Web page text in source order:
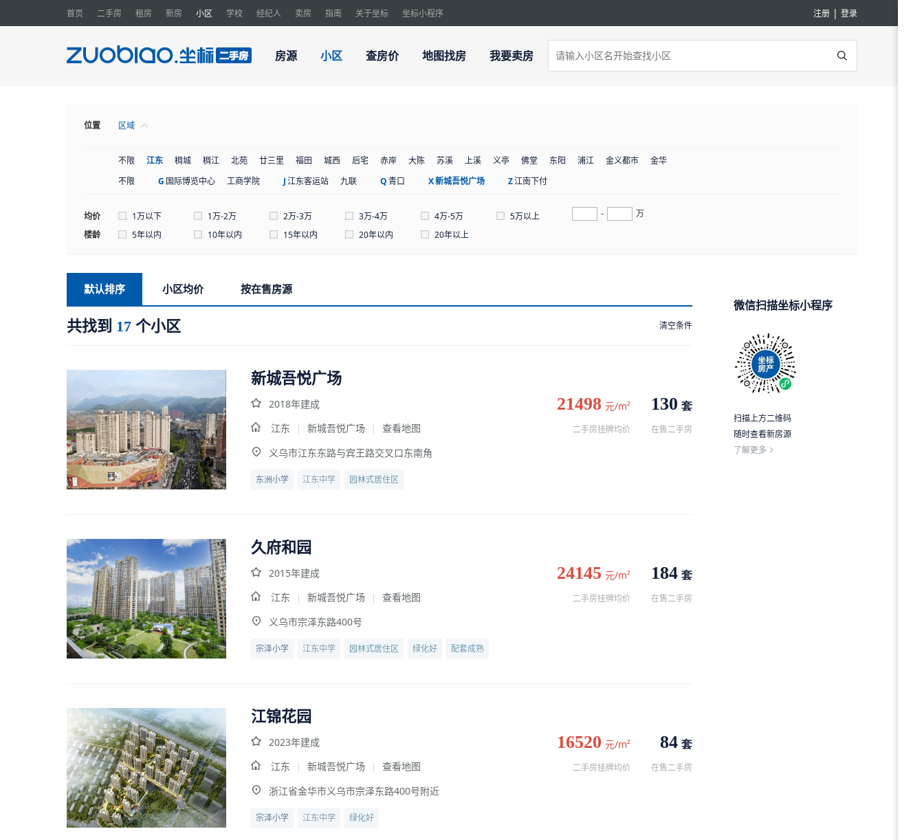
首页 二手房 租房 新房 小区 学校 经纪人 卖房 指南 关于坐标 坐标小程序 注册 | 登录
房源 小区 查房价 地图找房 我要卖房
位置 区域
不限 江东 稠城 稠江 北苑 廿三里 福田 城西 后宅 赤岸 大陈 苏溪 上溪 义亭 佛堂 东阳 浦江 金义都市
金华
不限
G 国际博览中心 工商学院 J江东客运站 九联 Q青口 X新城吾悦广场 Z江南下付
均价 1万以下 1万-2万 2万-3万 3万-4万 4万-5万 5万以上 -
万
楼龄
5年以内 10年以内 15年以内 20年以内 20年以上
默认排序 小区均价 按在售房源
共找到 17 个小区 清空条件
新城吾悦广场
2018年建成
江东
| 新城吾悦广场 |
查看地图
义乌市江东东路与宾王路交叉口东南角
东洲小学 江东中学 园林式居住区
21498 元/m²
二手房挂牌均价
130 套
在售二手房
久府和园
2015年建成
江东
| 新城吾悦广场 |
查看地图
义乌市宗泽东路400号
宗泽小学 江东中学 园林式居住区 绿化好 配套成熟
24145 元/m²
二手房挂牌均价
184 套
在售二手房
江锦花园
2023年建成
江东
| 新城吾悦广场 |
查看地图
浙江省金华市义乌市宗泽东路400号附近
宗泽小学 江东中学 绿化好
16520 元/m²
二手房挂牌均价
84 套
在售二手房
微信扫描坐标小程序
扫描上方二维码
随时查看新房源
了解更多